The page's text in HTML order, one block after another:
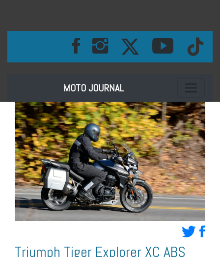
MOTO JOURNAL Toggle
Triumph Tiger Explorer XC ABS